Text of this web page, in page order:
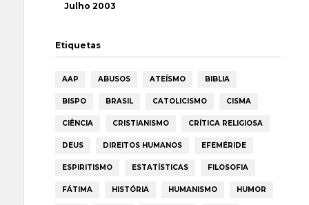
Julho 2003
Etiquetas
AAP ABUSOS ATEÍSMO BIBLIA
BISPO BRASIL CATOLICISMO CISMA
CIÊNCIA CRISTIANISMO CRÍTICA RELIGIOSA
DEUS DIREITOS HUMANOS EFEMÉRIDE
ESPIRITISMO ESTATÍSTICAS FILOSOFIA
FÁTIMA HISTÓRIA HUMANISMO HUMOR